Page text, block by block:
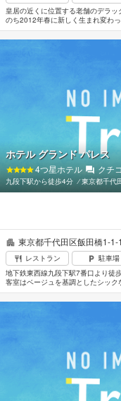
皇居の近くに位置する老舗のデラ
のち2012年春に新しく生まれ変わ
た館内は和のしっとりとした趣と
ン&バーも充実している。日本初上
東京都千代田区飯田橋1-1-1
レストラン
駐車場
地下鉄東西線九段下駅7番口より徒
客室はベージュを基調としたシッ
ランス料理などが楽しめるレスト
約10分。
ホテル グランド パレス
4つ星ホテル クチ
九段下駅から徒歩4分 ⁄東京都千代